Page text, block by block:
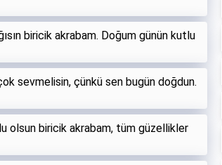
biricik akrabam. Doğum günün kutlu
sevmelisin, çünkü sen bugün doğdun.
olsun biricik akrabam, tüm güzellikler